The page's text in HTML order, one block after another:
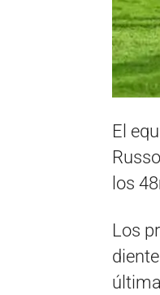
El
los
Los